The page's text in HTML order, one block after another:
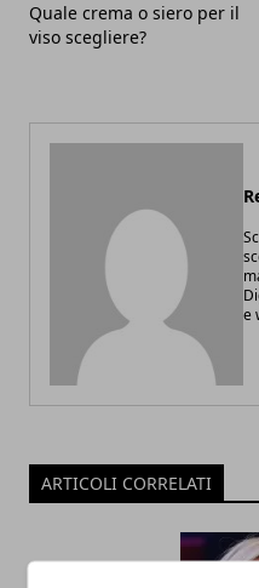
Quale crema o siero per il
viso scegliere?
e
ARTICOLI CORRELATI